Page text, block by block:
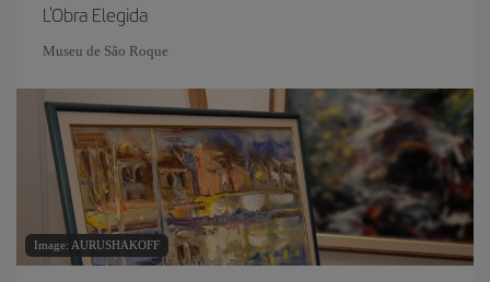
L'Obra Elegida
Museu de São Roque
Image: AURUSHAKOFF